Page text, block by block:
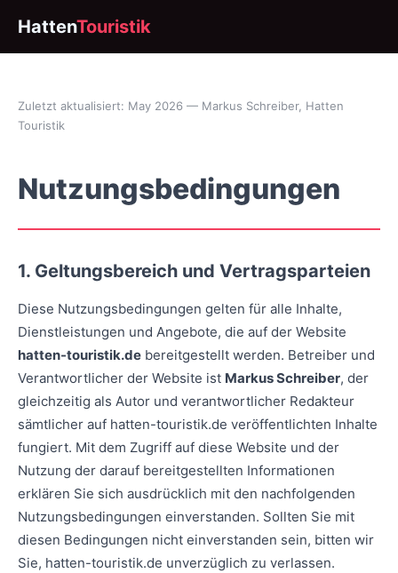
HattenTouristik
Zuletzt aktualisiert: May 2026 — Markus Schreiber, Hatten
Touristik
Nutzungsbedingungen
1. Geltungsbereich und Vertragsparteien
Diese Nutzungsbedingungen gelten für alle Inhalte,
Dienstleistungen und Angebote, die auf der Website
hatten-touristik.de bereitgestellt werden. Betreiber und
Verantwortlicher der Website ist Markus Schreiber, der
gleichzeitig als Autor und verantwortlicher Redakteur
sämtlicher auf hatten-touristik.de veröffentlichten Inhalte
fungiert. Mit dem Zugriff auf diese Website und der
Nutzung der darauf bereitgestellten Informationen
erklären Sie sich ausdrücklich mit den nachfolgenden
Nutzungsbedingungen einverstanden. Sollten Sie mit
diesen Bedingungen nicht einverstanden sein, bitten wir
Sie, hatten-touristik.de unverzüglich zu verlassen.